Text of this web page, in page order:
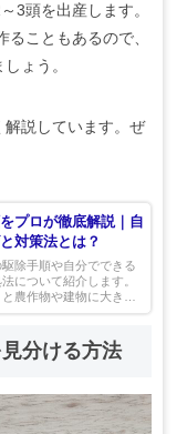
3頭を出産します。
こともあるので、
ょう。
解説しています。ぜ
プロが徹底解説｜自
対策法とは？
除手順や自分でできる
について紹介します。
農作物や建物に大きな
かしたらハクビシンが
分ける方法